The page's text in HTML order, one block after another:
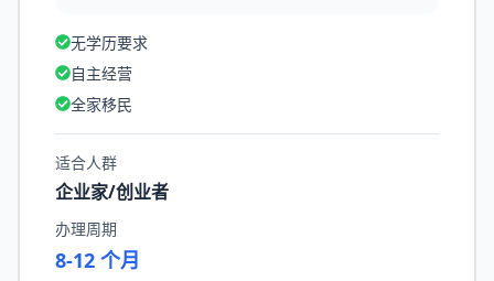
无学历要求
自主经营
全家移民
适合人群
企业家/创业者
办理周期
8-12 个月